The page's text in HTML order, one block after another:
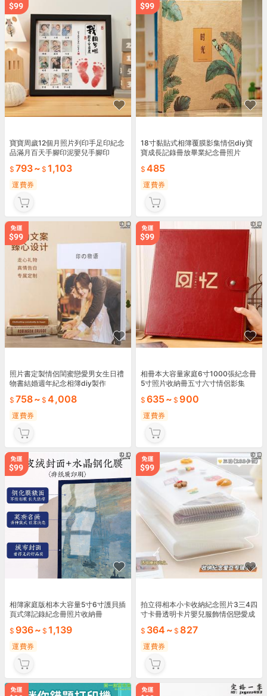
寶寶周歲12個月照片列印手足印紀念
品滿月百天手腳印泥嬰兒手腳印
793~ 1,103
運費券
18寸黏貼式相簿覆膜影集情侶diy寶
寶成長記錄冊放畢業紀念冊照片
485
運費券
照片書定製情侶閨蜜戀愛男女生日禮
物書結婚週年紀念相簿diy製作
758~ 4,008
運費券
相冊本大容量家庭6寸1000張紀念冊
5寸照片收納冊五寸六寸情侶影集
635~ 900
運費券
相簿家庭版相本大容量5寸6寸護貝插
頁式簿記錄紀念冊照片收納冊
936~ 1,139
運費券
拍立得相本小卡收納紀念照片3三4四
寸卡冊透明卡片嬰兒服飾情侶戀愛成
收集364 ~ 827
運費券